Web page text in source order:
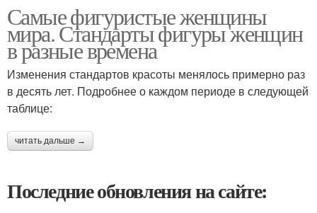
Самые фигуристые женщины
мира. Стандарты фигуры женщин
в разные времена
Изменения стандартов красоты менялось примерно раз
в десять лет. Подробнее о каждом периоде в следующей
таблице:
читать дальше →
Последние обновления на сайте: